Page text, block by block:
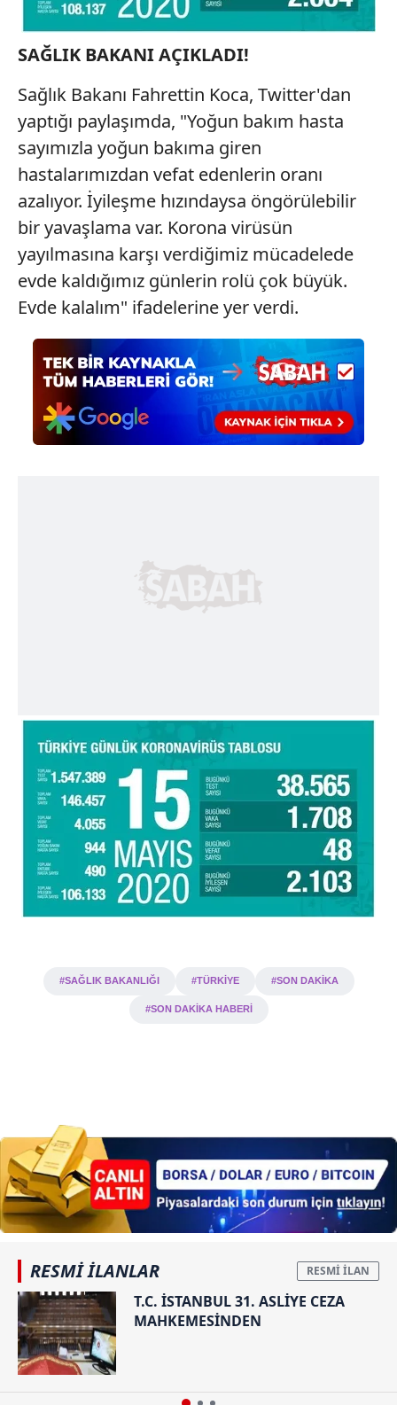
SAĞLIK BAKANI AÇIKLADI!
Sağlık Bakanı Fahrettin Koca, Twitter'dan
yaptığı paylaşımda, "Yoğun bakım hasta
sayımızla yoğun bakıma giren
hastalarımızdan vefat edenlerin oranı
azalıyor. İyileşme hızındaysa öngörülebilir
bir yavaşlama var. Korona virüsün
yayılmasına karşı verdiğimiz mücadelede
evde kaldığımız günlerin rolü çok büyük.
Evde kalalım" ifadelerine yer verdi.
#SAĞLIK BAKANLIĞI #TÜRKİYE #SON DAKİKA
#SON DAKİKA HABERİ
RESMİ İLANLAR
T.C. İSTANBUL 31. ASLİYE CEZA
MAHKEMESİNDEN